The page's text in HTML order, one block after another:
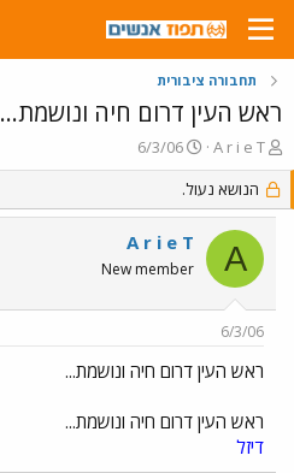
תחבורה ציבורית
ראש העין דרום חיה ונושמת...
פ
ו
ת
ח
נ
A r i e T
פ
ו
ר
ס
ם
ת
ך
6/3/06
הנושא נעול.
A
A r i e T
New member
6/3/06
ראש העין דרום חיה ונושמת...
ראש העין דרום חיה ונושמת...
דיזל